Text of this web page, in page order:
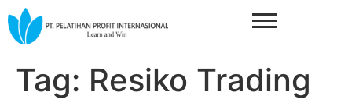
Tag: Resiko Trading